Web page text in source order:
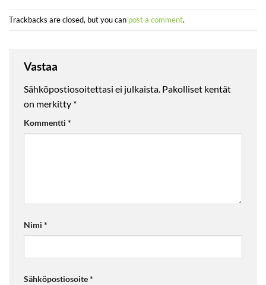
Trackbacks are closed, but you can post a comment.
Vastaa
Sähköpostiosoitettasi ei julkaista. Pakolliset kentät
on merkitty *
Kommentti *
Nimi *
Sähköpostiosoite*